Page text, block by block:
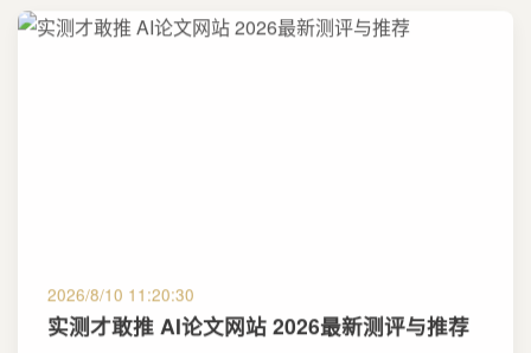
2026/8/10 11:20:30
实测才敢推 AI论文网站 2026最新测评与推荐